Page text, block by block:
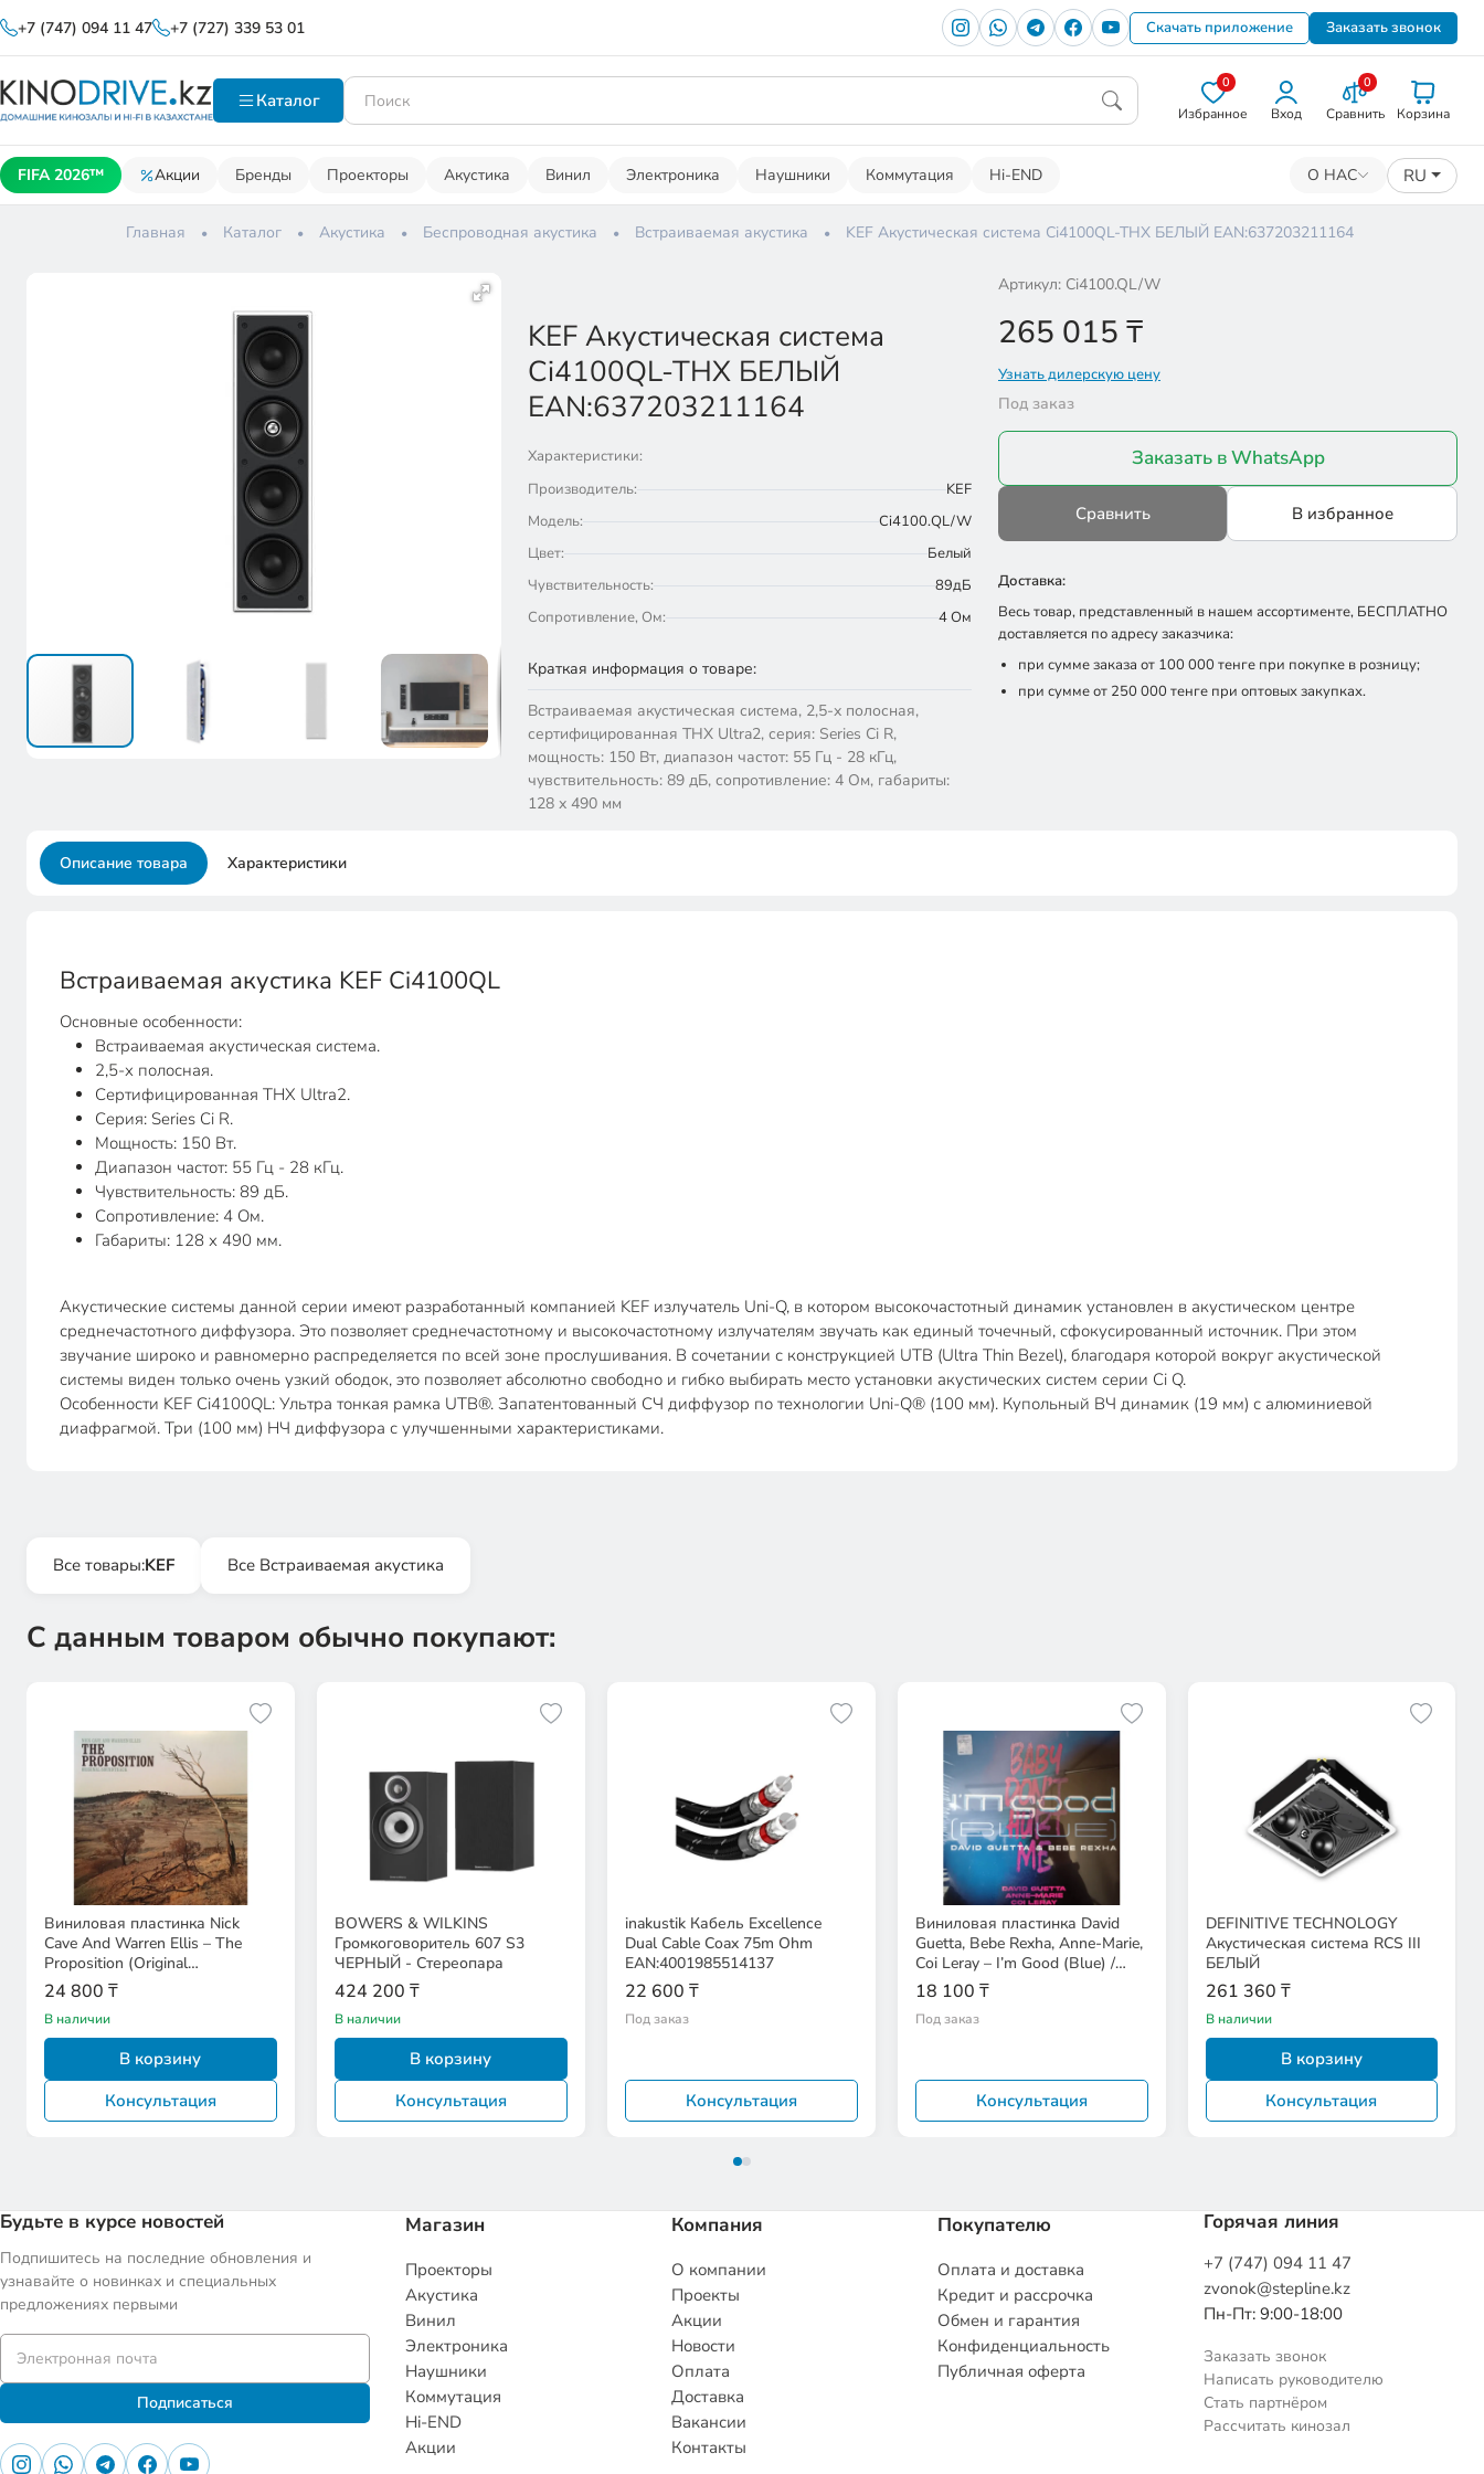
+7 (747) 094 11 47 +7 (727) 339 53 01 Скачать приложение Заказать звонок
Каталог
0
Избранное Вход
0
Сравнить Корзина
FIFA 2026™ Акции Бренды Проекторы Акустика Винил Электроника Наушники Коммутация Hi-END О НАС RU
Главная Каталог Акустика Беспроводная акустика Встраиваемая акустика KEF Акустическая система Ci4100QL-THX БЕЛЫЙ EAN:637203211164
KEF Акустическая система
Ci4100QL-THX БЕЛЫЙ
EAN:637203211164
Характеристики:
Производитель:
KEF
Модель:
Ci4100.QL/W
Цвет:
Белый
Чувствительность:
89дБ
Сопротивление, Ом:
4 Ом
Краткая информация о товаре:
Встраиваемая акустическая система, 2,5-х полосная,
сертифицированная THX Ultra2, серия: Series Ci R,
мощность: 150 Вт, диапазон частот: 55 Гц - 28 кГц,
чувствительность: 89 дБ, сопротивление: 4 Ом, габариты:
128 х 490 мм
Артикул: Ci4100.QL/W
265 015 ₸
Узнать дилерскую цену
Под заказ
Заказать в WhatsApp
Сравнить В избранное
Доставка:
Весь товар, представленный в нашем ассортименте, БЕСПЛАТНО
доставляется по адресу заказчика:
при сумме заказа от 100 000 тенге при покупке в розницу;
при сумме от 250 000 тенге при оптовых закупках.
Описание товара Характеристики
Встраиваемая акустика KEF Ci4100QL
Основные особенности:
Встраиваемая акустическая система.
2,5-х полосная.
Сертифицированная THX Ultra2.
Серия: Series Ci R.
Мощность: 150 Вт.
Диапазон частот: 55 Гц - 28 кГц.
Чувствительность: 89 дБ.
Сопротивление: 4 Ом.
Габариты: 128 х 490 мм.
Акустические системы данной серии имеют разработанный компанией KEF излучатель Uni-Q, в котором высокочастотный динамик установлен в акустическом центре
среднечастотного диффузора. Это позволяет среднечастотному и высокочастотному излучателям звучать как единый точечный, сфокусированный источник. При этом
звучание широко и равномерно распределяется по всей зоне прослушивания. В сочетании с конструкцией UTB (Ultra Thin Bezel), благодаря которой вокруг акустической
системы виден только очень узкий ободок, это позволяет абсолютно свободно и гибко выбирать место установки акустических систем серии Ci Q.
Особенности KEF Ci4100QL: Ультра тонкая рамка UTB®. Запатентованный СЧ диффузор по технологии Uni-Q® (100 мм). Купольный ВЧ динамик (19 мм) с алюминиевой
диафрагмой. Три (100 мм) НЧ диффузора с улучшенными характеристиками.
Все товары:KEF Все Встраиваемая акустика
С данным товаром обычно покупают:
Виниловая пластинка Nick
Cave And Warren Ellis – The
Proposition (Original
Soundtrack)
24 800 ₸
В наличии
В корзину
Консультация
BOWERS & WILKINS
Громкоговоритель 607 S3
ЧЕРНЫЙ - Стереопара
424 200 ₸
В наличии
В корзину
Консультация
inakustik Кабель Excellence
Dual Cable Coax 75m Ohm
EAN:4001985514137
22 600 ₸
Под заказ
Консультация
Виниловая пластинка David
Guetta, Bebe Rexha, Anne-Marie,
Coi Leray – I’m Good (Blue) /
Baby Don't Hurt Me
18 100 ₸
Под заказ
Консультация
DEFINITIVE TECHNOLOGY
Акустическая система RCS III
БЕЛЫЙ
261 360 ₸
В наличии
В корзину
Консультация
Будьте в курсе новостей
Подпишитесь на последние обновления и
узнавайте о новинках и специальных
предложениях первыми
Подписаться
Магазин
Проекторы
Акустика
Винил
Электроника
Наушники
Коммутация
Hi-END
Акции
Компания
О компании
Проекты
Акции
Новости
Оплата
Доставка
Вакансии
Контакты
Покупателю
Оплата и доставка
Кредит и рассрочка
Обмен и гарантия
Конфиденциальность
Публичная оферта
Горячая линия
+7 (747) 094 11 47
zvonok@stepline.kz
Пн-Пт: 9:00-18:00
Заказать звонок
Написать руководителю
Стать партнёром
Рассчитать кинозал